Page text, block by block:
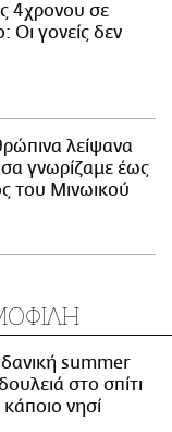
4χρονου σε
Οι γονείς δεν
λείψανα
γνωρίζαμε έως
του Μινωικού
summer
στο σπίτι
κάποιο νησί